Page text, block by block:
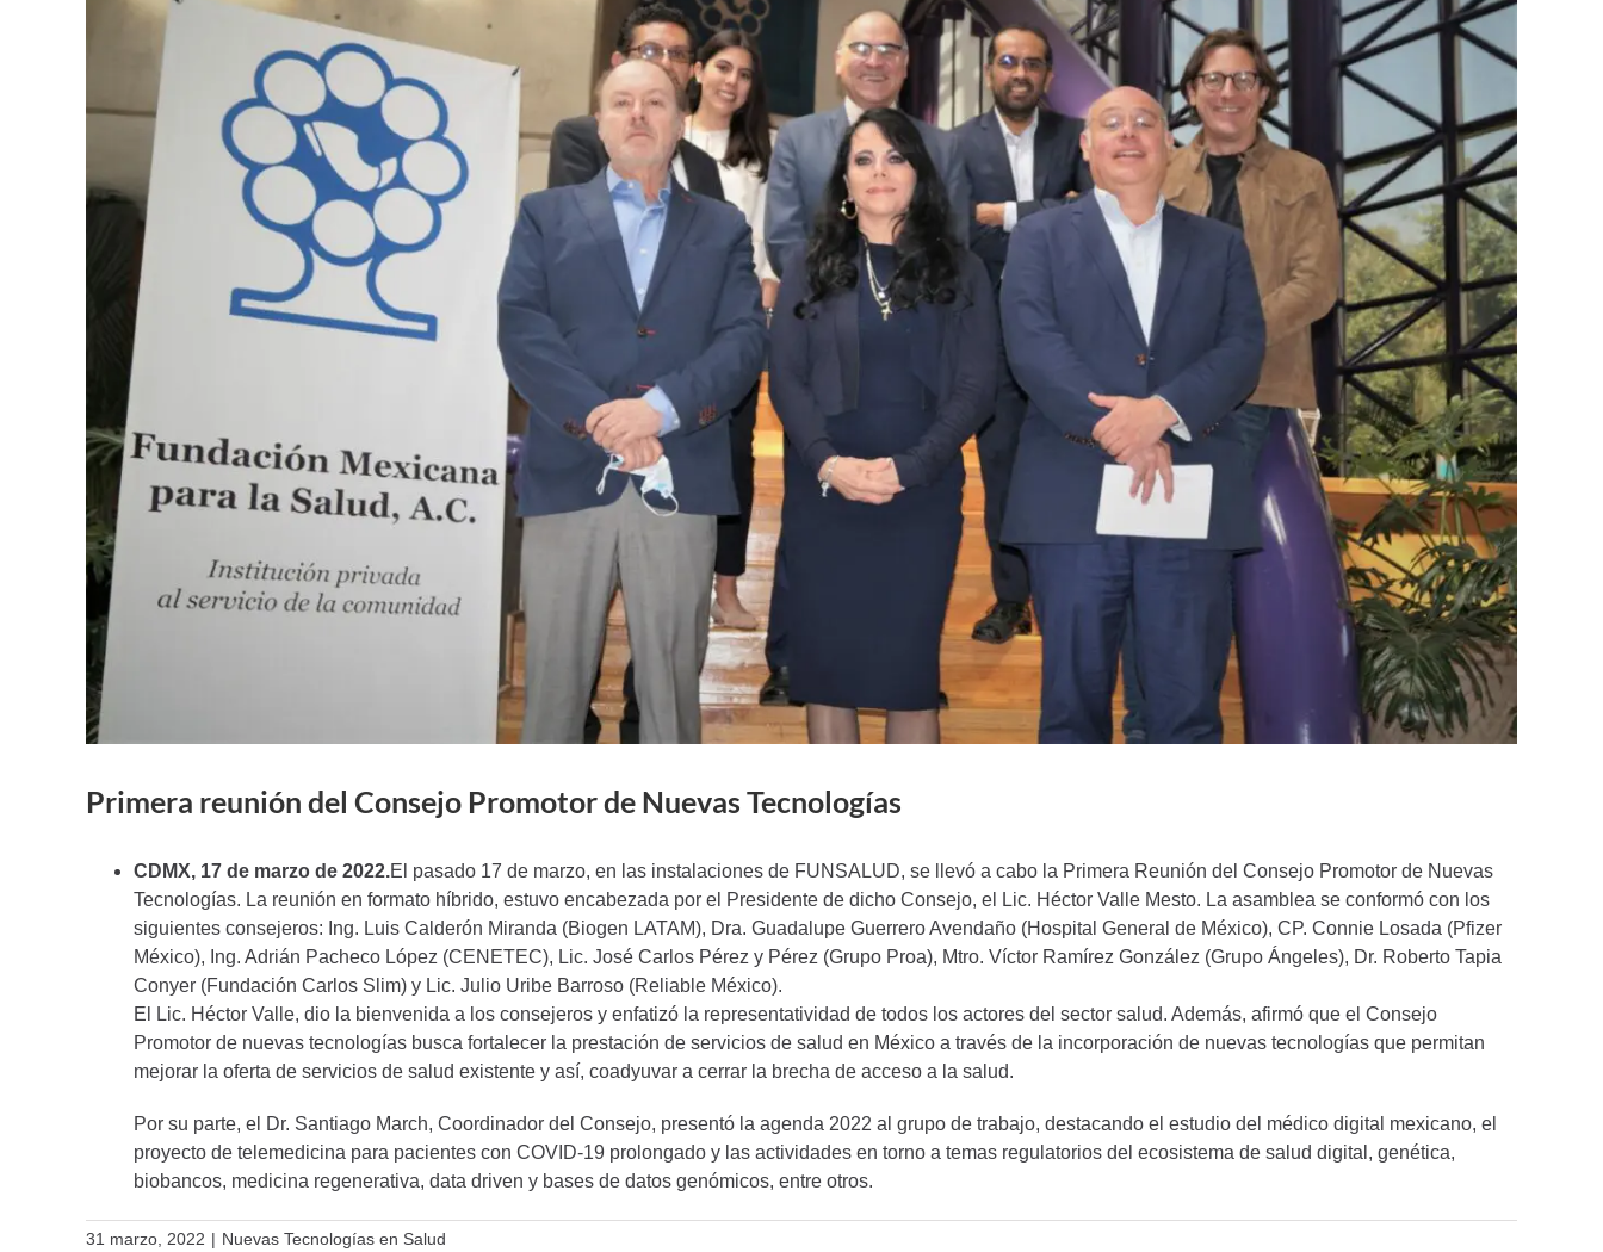
Primera reunión del Consejo Promotor de Nuevas Tecnologías
CDMX, 17 de marzo de 2022.El pasado 17 de marzo, en las instalaciones de FUNSALUD, se llevó a cabo la Primera Reunión del Consejo Promotor de Nuevas
Tecnologías. La reunión en formato híbrido, estuvo encabezada por el Presidente de dicho Consejo, el Lic. Héctor Valle Mesto. La asamblea se conformó con los
siguientes consejeros: Ing. Luis Calderón Miranda (Biogen LATAM), Dra. Guadalupe Guerrero Avendaño (Hospital General de México), CP. Connie Losada (Pfizer
México), Ing. Adrián Pacheco López (CENETEC), Lic. José Carlos Pérez y Pérez (Grupo Proa), Mtro. Víctor Ramírez González (Grupo Ángeles), Dr. Roberto Tapia
Conyer (Fundación Carlos Slim) y Lic. Julio Uribe Barroso (Reliable México).
El Lic. Héctor Valle, dio la bienvenida a los consejeros y enfatizó la representatividad de todos los actores del sector salud. Además, afirmó que el Consejo
Promotor de nuevas tecnologías busca fortalecer la prestación de servicios de salud en México a través de la incorporación de nuevas tecnologías que permitan
mejorar la oferta de servicios de salud existente y así, coadyuvar a cerrar la brecha de acceso a la salud.
Por su parte, el Dr. Santiago March, Coordinador del Consejo, presentó la agenda 2022 al grupo de trabajo, destacando el estudio del médico digital mexicano, el
proyecto de telemedicina para pacientes con COVID-19 prolongado y las actividades en torno a temas regulatorios del ecosistema de salud digital, genética,
biobancos, medicina regenerativa, data driven y bases de datos genómicos, entre otros.
31 marzo, 2022 | Nuevas Tecnologías en Salud